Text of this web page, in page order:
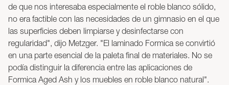
de que nos interesaba especialmente el roble blanco sólido,
no era factible con las necesidades de un gimnasio en el que
las superficies deben limpiarse y desinfectarse con
regularidad", dijo Metzger. "El laminado Formica se convirtió
en una parte esencial de la paleta final de materiales. No se
podía distinguir la diferencia entre las aplicaciones de
Formica Aged Ash y los muebles en roble blanco natural".